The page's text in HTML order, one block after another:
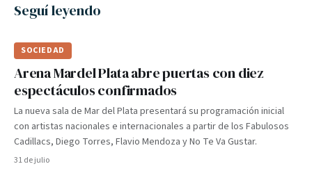
Seguí leyendo
SOCIEDAD
Arena Mardel Plata abre puertas con diez
espectáculos confirmados
La nueva sala de Mar del Plata presentará su programación inicial
con artistas nacionales e internacionales a partir de los Fabulosos
Cadillacs, Diego Torres, Flavio Mendoza y No Te Va Gustar.
31 de julio